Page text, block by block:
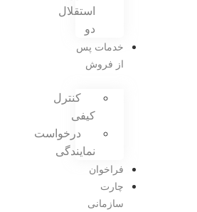
استقلال
دو
خدمات پس
از فروش
کنترل
کیفی
درخواست
نمایندگی
فراخوان
چارت
سازمانی